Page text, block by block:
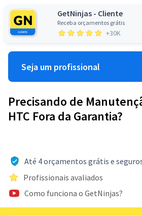
GetNinjas - Cliente
Receba orçamentos grátis
+30K
Seja um profissional
Precisando de
HTC Fora da Garantia?
Até 4 orçamentos grátis e
Profissionais avaliados
Como funciona o GetNinjas?